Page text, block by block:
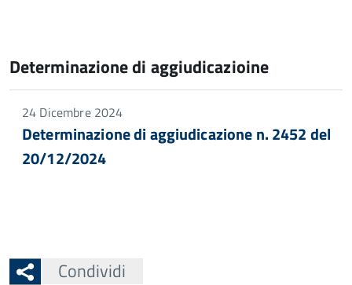
Determinazione di aggiudicazioine
24 Dicembre 2024
Determinazione di aggiudicazione n. 2452 del
20/12/2024
Condividi